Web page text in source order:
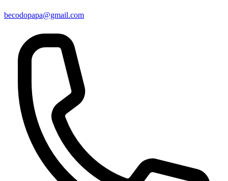
becodopapa@gmail.com